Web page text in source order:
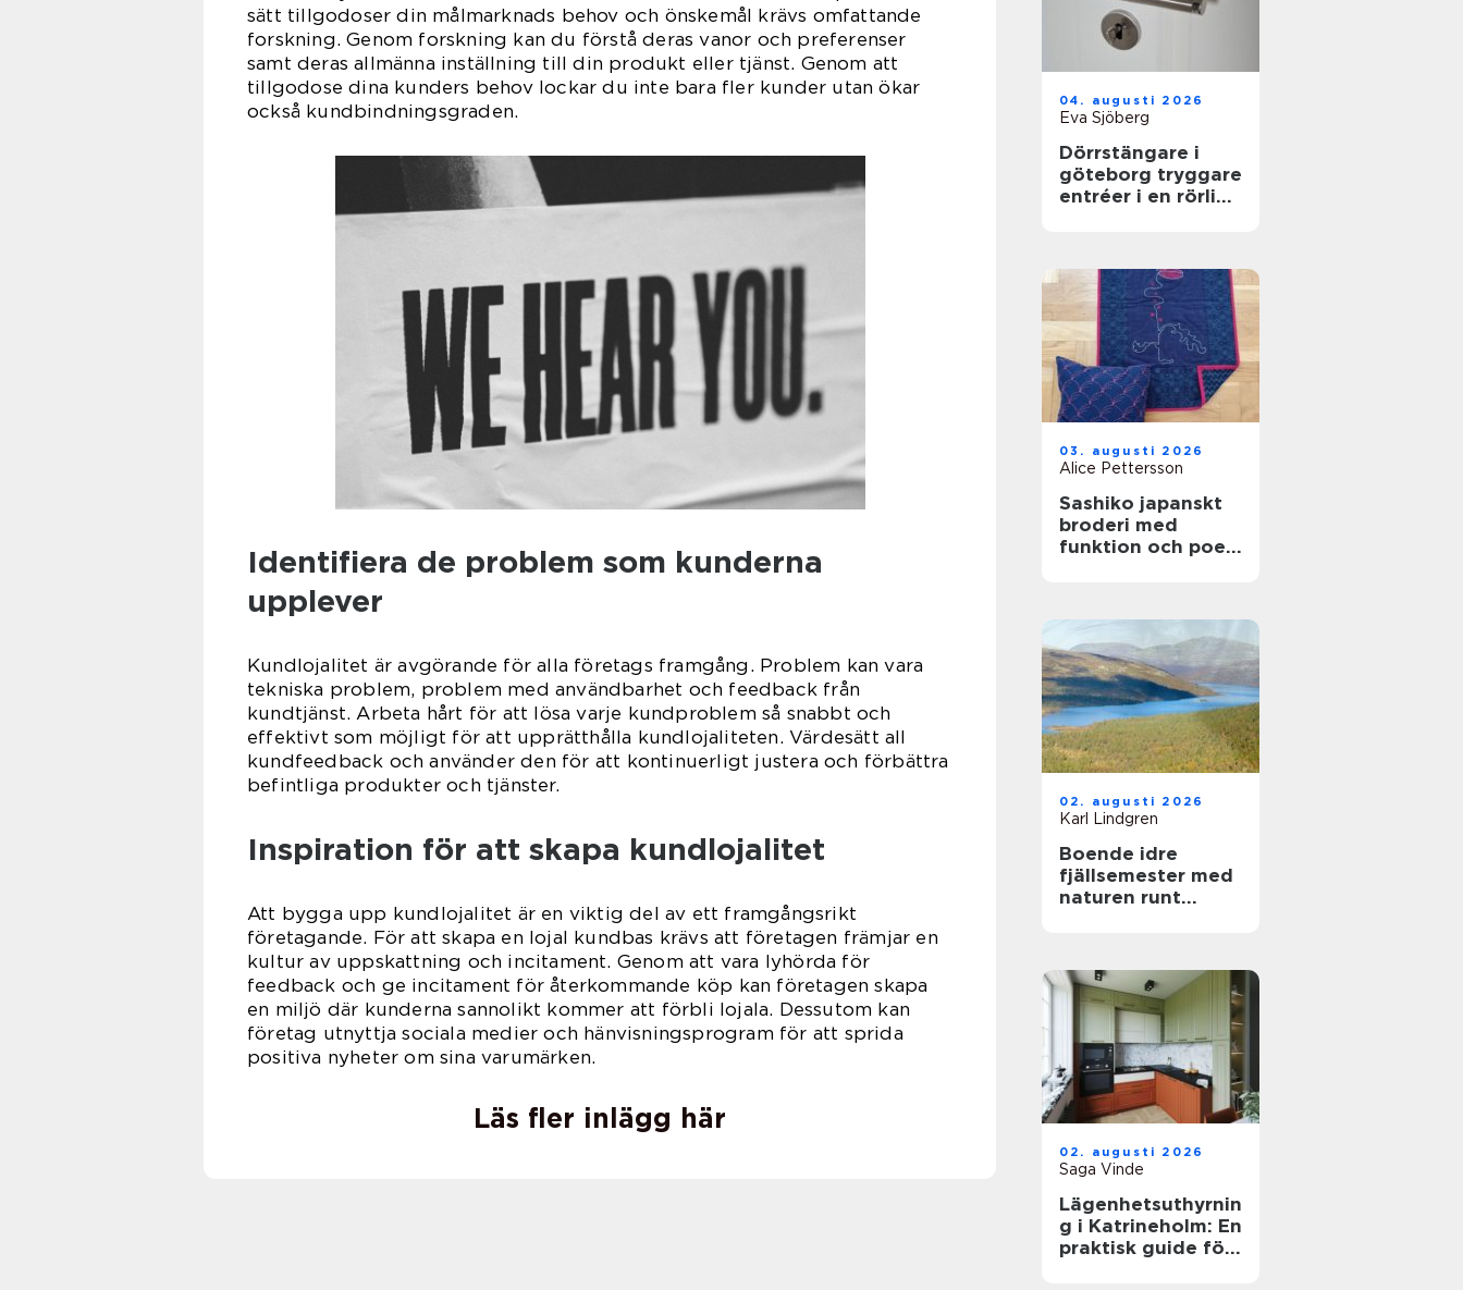
sätt tillgodoser din målmarknads behov och önskemål krävs omfattande
forskning. Genom forskning kan du förstå deras vanor och preferenser
samt deras allmänna inställning till din produkt eller tjänst. Genom att
tillgodose dina kunders behov lockar du inte bara fler kunder utan ökar
också kundbindningsgraden.
Identifiera de problem som kunderna
upplever
Kundlojalitet är avgörande för alla företags framgång. Problem kan vara
tekniska problem, problem med användbarhet och feedback från
kundtjänst. Arbeta hårt för att lösa varje kundproblem så snabbt och
effektivt som möjligt för att upprätthålla kundlojaliteten. Värdesätt all
kundfeedback och använder den för att kontinuerligt justera och förbättra
befintliga produkter och tjänster.
Inspiration för att skapa kundlojalitet
Att bygga upp kundlojalitet är en viktig del av ett framgångsrikt
företagande. För att skapa en lojal kundbas krävs att företagen främjar en
kultur av uppskattning och incitament. Genom att vara lyhörda för
feedback och ge incitament för återkommande köp kan företagen skapa
en miljö där kunderna sannolikt kommer att förbli lojala. Dessutom kan
företag utnyttja sociala medier och hänvisningsprogram för att sprida
positiva nyheter om sina varumärken.
Läs fler inlägg här
04. augusti 2026
Eva Sjöberg
Dörrstängare i
göteborg tryggare
entréer i en rörlig
03. augusti 2026
Alice Pettersson
Sashiko japanskt
broderi med
funktion och poesi
02. augusti 2026
Karl Lindgren
Boende idre
fjällsemester med
naturen runt
02. augusti 2026
Saga Vinde
Lägenhetsuthyrnin
g i Katrineholm: En
praktisk guide för